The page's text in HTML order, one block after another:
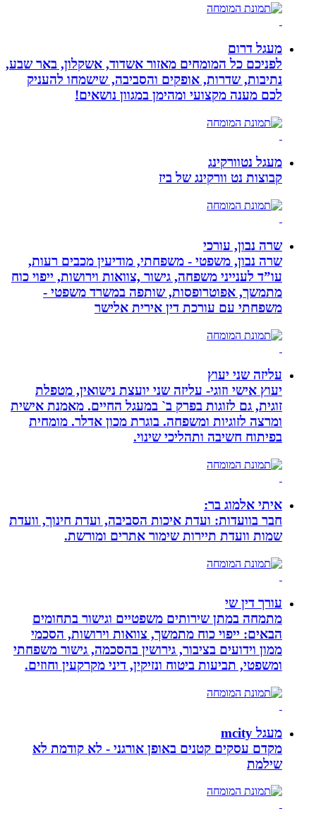
מעגל דרום
לפניכם כל המומחים מאזור אשדוד, אשקלון, באר שבע,
נתיבות, שדרות, אופקים והסביבה, שישמחו להעניק
לכם מענה מקצועי ומהימן במגוון נושאים!
מעגל נטוורקינג
קבוצות נט וורקינג של ביז
שרה נבון, עורכי
שרה נבון, משפטי - משפחתי, מודיעין מכבים רעות,
עו”ד לענייני משפחה, גישור ,צוואות וירושות, ייפוי כוח
מתמשך, אפוטרופסות, שותפה במשרד משפטי -
משפחתי עם עורכת דין אירית אלישר
עליזה שני יעוץ
יעוץ אישי וזוגי- עליזה שני יועצת נישואין, מטפלת
זוגית, גם לזוגות בפרק ב` במעגל החיים. מאמנת אישית
ומרצה לזוגיות ומשפחה. בוגרת מכון אדלר. מומחית
בפיתוח חשיבה ותהליכי שינוי.
איתי אלמוג בר:
חבר בוועדות: ועדת איכות הסביבה, ועדת חינוך, וועדת
שמות וועדת תיירות שימור אתרים ומורשת.
עורך דין שי
מתמחה במתן שירותים משפטיים וגישור בתחומים
הבאים: ייפוי כוח מתמשך, צוואות וירושות, הסכמי
ממון וידועים בציבור, גירושין בהסכמה, גישור משפחתי
ומשפטי, תביעות ביטוח ונזיקין, דיני מקרקעין וחוזים.
מעגל mcity
מקדם עסקים קטנים באופן אורגני - לא קודמת לא
שילמת